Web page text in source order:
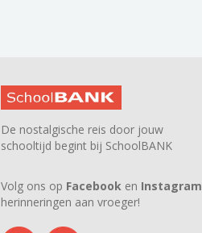
De nostalgische reis door jouw
schooltijd begint bij SchoolBANK
Volg ons op Facebook en Instagram
herinneringen aan vroeger!